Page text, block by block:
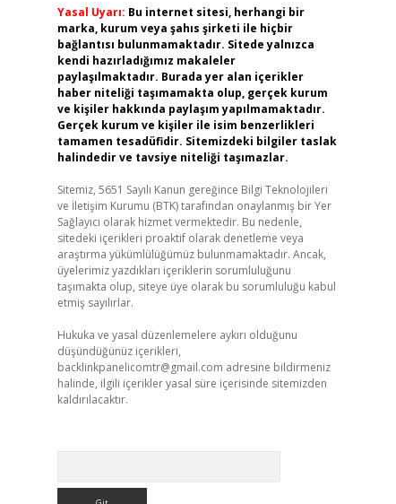
Yasal Uyarı: Bu internet sitesi, herhangi bir
marka, kurum veya şahıs şirketi ile hiçbir
bağlantısı bulunmamaktadır. Sitede yalnızca
kendi hazırladığımız makaleler
paylaşılmaktadır. Burada yer alan içerikler
haber niteliği taşımamakta olup, gerçek kurum
ve kişiler hakkında paylaşım yapılmamaktadır.
Gerçek kurum ve kişiler ile isim benzerlikleri
tamamen tesadüfidir. Sitemizdeki bilgiler taslak
halindedir ve tavsiye niteliği taşımazlar.
Sitemiz, 5651 Sayılı Kanun gereğince Bilgi Teknolojileri
ve İletişim Kurumu (BTK) tarafından onaylanmış bir Yer
Sağlayıcı olarak hizmet vermektedir. Bu nedenle,
sitedeki içerikleri proaktif olarak denetleme veya
araştırma yükümlülüğümüz bulunmamaktadır. Ancak,
üyelerimiz yazdıkları içeriklerin sorumluluğunu
taşımakta olup, siteye üye olarak bu sorumluluğu kabul
etmiş sayılırlar.
Hukuka ve yasal düzenlemelere aykırı olduğunu
düşündüğünüz içerikleri,
backlinkpanelicomtr@gmail.com adresine bildirmeniz
halinde, ilgili içerikler yasal süre içerisinde sitemizden
kaldırılacaktır.